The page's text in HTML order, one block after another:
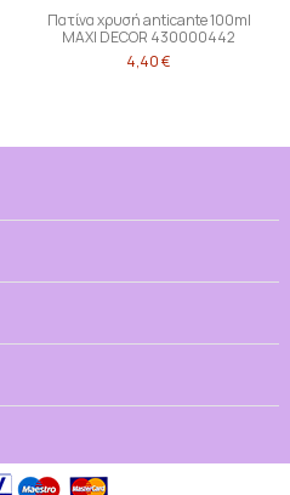
Πατίνα χρυσή anticante 100ml
MAXI DECOR 430000442
4,40 €